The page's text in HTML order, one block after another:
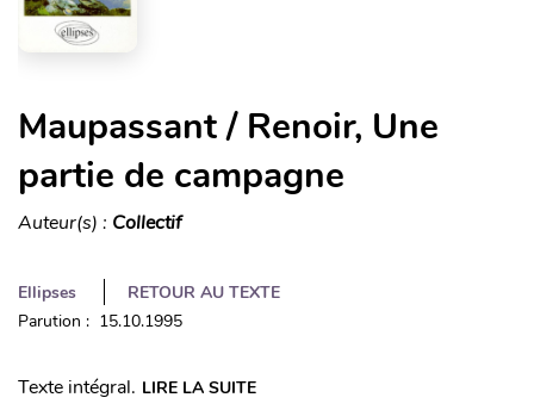
Maupassant / Renoir, Une
partie de campagne
Auteur(s) : Collectif
Ellipses
RETOUR AU TEXTE
Parution : 15.10.1995
Texte intégral. LIRE LA SUITE